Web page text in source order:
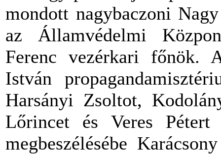
mondott nagybaczoni
az Államvédelmi
Ferenc vezérkari főnök.
István
Harsányi Zsoltot,
Lőrincet és Veres
megbeszélésébe